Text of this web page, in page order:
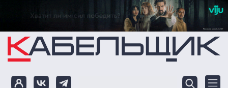
Перейти к основному содержанию